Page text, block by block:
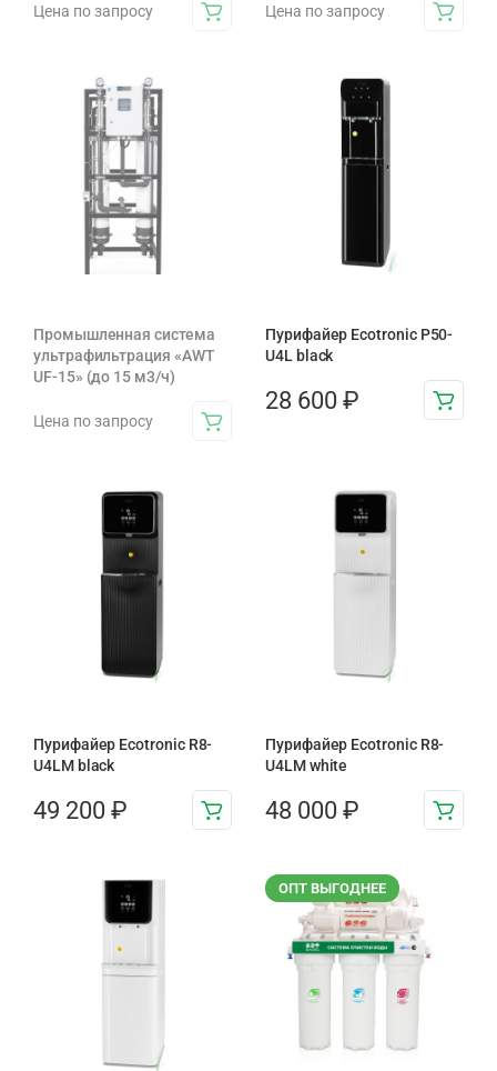
Цена по запросу Цена по запросу
Промышленная система
ультрафильтрация «AWT
UF-15» (до 15 м3/ч)
Цена по запросу
Пурифайер Ecotronic P50-
U4L black
28 600 ₽
Пурифайер Ecotronic R8-
U4LM black
49 200 ₽
Пурифайер Ecotronic R8-
U4LM white
48 000 ₽
ОПТ ВЫГОДНЕЕ